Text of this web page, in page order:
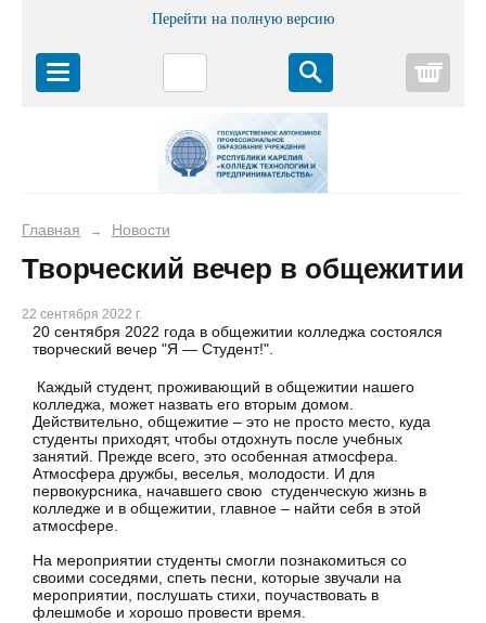
Перейти на полную версию
Главная → Новости
Творческий вечер в общежитии
22 сентября 2022 г.
20 сентября 2022 года в общежитии колледжа состоялся
творческий вечер "Я — Студент!".
Каждый студент, проживающий в общежитии нашего
колледжа, может назвать его вторым домом.
Действительно, общежитие – это не просто место, куда
студенты приходят, чтобы отдохнуть после учебных
занятий. Прежде всего, это особенная атмосфера.
Атмосфера дружбы, веселья, молодости. И для
первокурсника, начавшего свою студенческую жизнь в
колледже и в общежитии, главное – найти себя в этой
атмосфере.
На мероприятии студенты смогли познакомиться со
своими соседями, спеть песни, которые звучали на
мероприятии, послушать стихи, поучаствовать в
флешмобе и хорошо провести время.